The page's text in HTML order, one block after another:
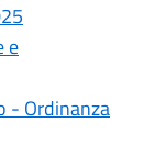
e
- Ordinanza